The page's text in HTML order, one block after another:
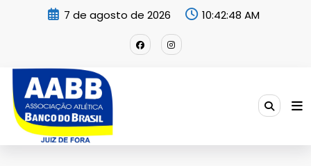
7 de agosto de 2026 10:42:50 AM